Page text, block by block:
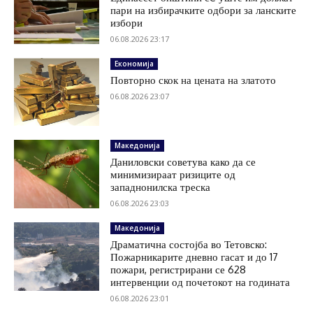
пари на избирачките одбори за ланските
избори
06.08.2026 23:17
Економија
Повторно скок на цената на златото
06.08.2026 23:07
Македонија
Даниловски советува како да се
минимизираат ризиците од
западнонилска треска
06.08.2026 23:03
Македонија
Драматична состојба во Тетовско:
Пожарникарите дневно гасат и до 17
пожари, регистрирани се 628
интервенции од почетокот на годината
06.08.2026 23:01